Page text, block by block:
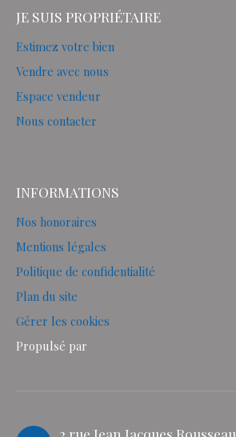
JE SUIS PROPRIÉTAIRE
Estimez votre bien
Vendre avec nous
Espace vendeur
Nous contacter
INFORMATIONS
Nos honoraires
Mentions légales
Politique de confidentialité
Plan du site
Gérer les cookies
Propulsé par